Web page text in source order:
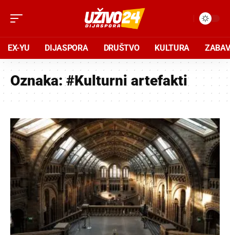
EX-YU DIJASPORA DRUŠTVO KULTURA
Oznaka:#Kulturni artefakti